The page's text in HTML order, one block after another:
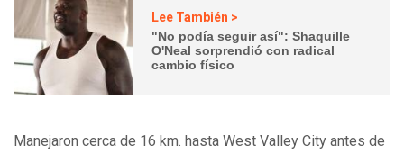
Lee También >
"No podía seguir así": Shaquille
O'Neal sorprendió con radical
cambio físico
Manejaron cerca de 16 km. hasta West Valley City antes de